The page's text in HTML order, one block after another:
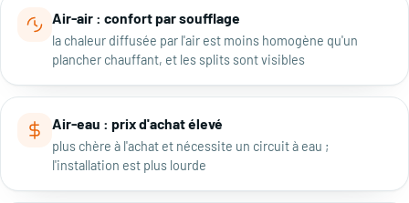
Air-air : confort par soufflage
la chaleur diffusée par l'air est moins homogène qu'un
plancher chauffant, et les splits sont visibles
Air-eau : prix d'achat élevé
plus chère à l'achat et nécessite un circuit à eau ;
l'installation est plus lourde